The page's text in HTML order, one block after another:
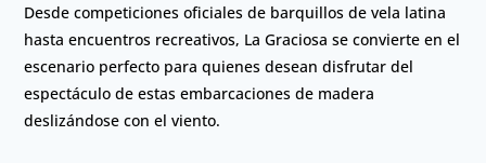
Desde competiciones oficiales de barquillos de vela latina
hasta encuentros recreativos, La Graciosa se convierte en el
escenario perfecto para quienes desean disfrutar del
espectáculo de estas embarcaciones de madera
deslizándose con el viento.